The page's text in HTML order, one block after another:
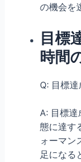
の機会を
目標
時間
Q: 目標
A: 目標達
態に達す
ォーマン
足になる